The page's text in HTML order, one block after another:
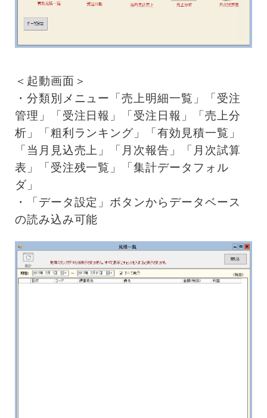
＜起動画面＞
・分類別メニュー「売上明細一覧」「受注
管理」「受注日報」「受注日報」「売上分
析」「粗利ランキング」「有効見積一覧」
「当月見込売上」「月次報告」「月次試算
表」「受注残一覧」「集計データフォル
ダ」
・「データ設定」ボタンからデータベース
の読み込み可能